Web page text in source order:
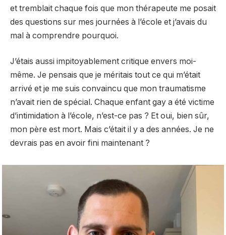
et tremblait chaque fois que mon thérapeute me posait
des questions sur mes journées à l’école et j’avais du
mal à comprendre pourquoi.
J’étais aussi impitoyablement critique envers moi-
même. Je pensais que je méritais tout ce qui m’était
arrivé et je me suis convaincu que mon traumatisme
n’avait rien de spécial. Chaque enfant gay a été victime
d’intimidation à l’école, n’est-ce pas ? Et oui, bien sûr,
mon père est mort. Mais c’était il y a des années. Je ne
devrais pas en avoir fini maintenant ?